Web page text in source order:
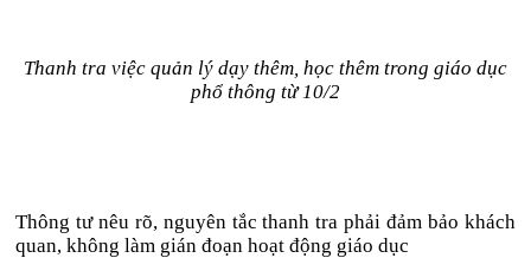
Thanh tra việc quản lý dạy thêm, học thêm trong giáo dục
phổ thông từ 10/2
Thông tư nêu rõ, nguyên tắc thanh tra phải đảm bảo khách
quan, không làm gián đoạn hoạt động giáo dục